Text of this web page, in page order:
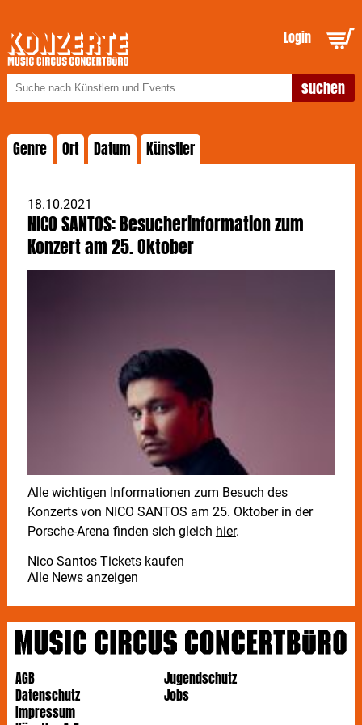
Login
Genre Ort Datum Künstler
18.10.2021
NICO SANTOS: Besucherinformation zum
Konzert am 25. Oktober
Alle wichtigen Informationen zum Besuch des
Konzerts von NICO SANTOS am 25. Oktober in der
Porsche-Arena finden sich gleich hier.
Nico Santos Tickets kaufen
Alle News anzeigen
AGB
Datenschutz
Impressum
Jugendschutz
Jobs